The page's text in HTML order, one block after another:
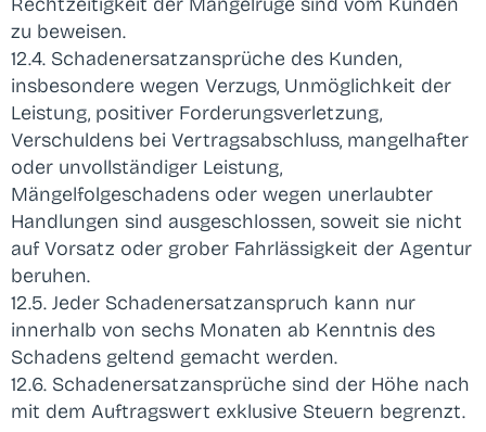
zu beweisen.
12.4. Schadenersatzansprüche des Kunden,
insbesondere wegen Verzugs, Unmöglichkeit der
Leistung, positiver Forderungsverletzung,
Verschuldens bei Vertragsabschluss, mangelhafter
oder unvollständiger Leistung,
Mängelfolgeschadens oder wegen unerlaubter
Handlungen sind ausgeschlossen, soweit sie nicht
auf Vorsatz oder grober Fahrlässigkeit der Agentur
beruhen.
12.5. Jeder Schadenersatzanspruch kann nur
innerhalb von sechs Monaten ab Kenntnis des
Schadens geltend gemacht werden.
12.6. Schadenersatzansprüche sind der Höhe nach
mit dem Auftragswert exklusive Steuern begrenzt.